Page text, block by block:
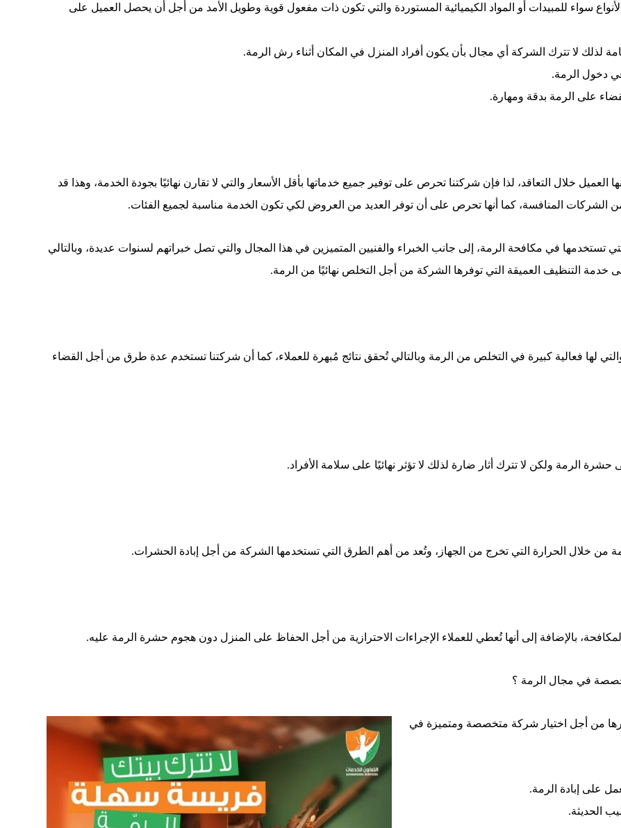
سواء للمبيدات أو المواد الكيميائية المستوردة والتي تكون ذات مفعول قوية وطويل الأمد من أجل أن يحصل العميل على
لذلك لا تترك الشركة أي مجال بأن يكون أفراد المنزل في المكان أثناء رش الرمة.
دخول الرمة.
على الرمة بدقة ومهارة.
العميل خلال التعاقد، لذا فإن شركتنا تحرص على توفير جميع خدماتها بأقل الأسعار والتي لا تقارن نهائيًا بجودة الخدمة، وهذا قد
المنافسة، كما أنها تحرص على أن توفر العديد من العروض لكي تكون الخدمة مناسبة لجميع الفئات.
تستخدمها في مكافحة الرمة، إلى جانب الخبراء والفنيين المتميزين في هذا المجال والتي تصل خبراتهم لسنوات عديدة، وبالتالي
التنظيف العميقة التي توفرها الشركة من أجل التخلص نهائيًا من الرمة.
لها فعالية كبيرة في التخلص من الرمة وبالتالي تُحقق نتائج مُبهرة للعملاء، كما أن شركتنا تستخدم عدة طرق من أجل القضاء
الرمة ولكن لا تترك أثار ضارة لذلك لا تؤثر نهائيًا على سلامة الأفراد.
من خلال الحرارة التي تخرج من الجهاز، وتُعد من أهم الطرق التي تستخدمها الشركة من أجل إبادة الحشرات.
بالإضافة إلى أنها تُعطي للعملاء الإجراءات الاحترازية من أجل الحفاظ على المنزل دون هجوم حشرة الرمة عليه.
في مجال الرمة ؟
من أجل اختيار شركة متخصصة ومتميزة في
على إبادة الرمة.
الحديثة.